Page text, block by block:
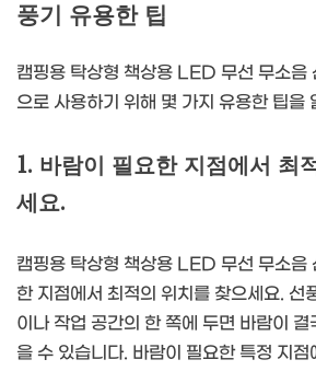
풍기 유용한 팁
캠핑용 탁상형 책상용 LED 무선 무소음
으로 사용하기 위해 몇 가지 유용한 팁을
1. 바람이 필요한 지점에서 최
세요.
캠핑용 탁상형 책상용 LED 무선 무소음
한 지점에서 최적의 위치를 찾으세요. 선
이나 작업 공간의 한 쪽에 두면 바람이
을 수 있습니다. 바람이 필요한 특정 지점